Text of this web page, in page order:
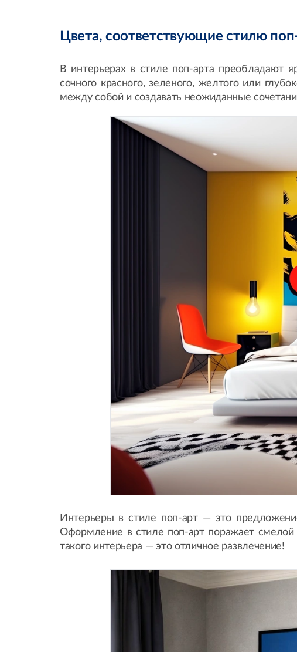
Цвета, соответствующие стилю
В интерьерах в стиле поп-арта преобладают
сочного красного, зеленого, желтого или
между собой и создавать неожиданные
Интерьеры в стиле поп-арт — это
Оформление в стиле поп-арт поражает
такого интерьера — это отличное развлечение!